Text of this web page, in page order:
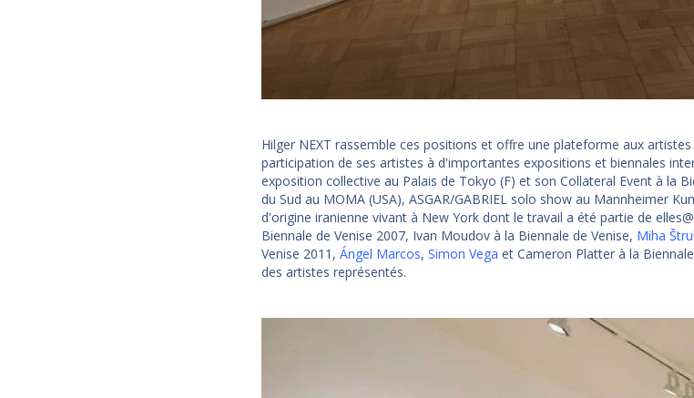
Hilger NEXT rassemble ces positions et offre une plateforme aux
participation de ses artistes à d'importantes expositions et biennales
exposition collective au Palais de Tokyo (F) et son Collateral Event à la
du Sud au MOMA (USA), ASGAR/GABRIEL solo show au Mannheimer
d'origine iranienne vivant à New York dont le travail a été partie de
Biennale de Venise 2007, Ivan Moudov à la Biennale de Venise, Miha
Venise 2011, Ángel Marcos, Simon Vega et Cameron Platter à la
des artistes représentés.